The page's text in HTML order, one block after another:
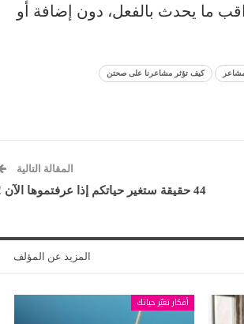
ما يحدث بالفعل، دون إضافة أو
كيف تؤثر مشاعرنا على صحتن
المقالة التالية
44 حقيقة ستغير حياتكم إذا عرفتموها الآن !
المزيد عن المؤلف
أفكار تغيّر حياتك